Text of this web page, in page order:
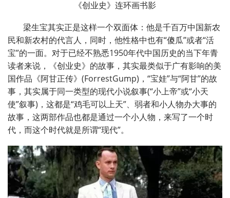
《创业史》连环画书影
梁生宝其实正是这样一个双面体：他是千百万中国新农
民和新农村的代言人，同时，他性格中也有“傻瓜”或者“活
宝”的一面。对于已经不熟悉1950年代中国历史的当下年青
读者来说，《创业史》的故事，其实最类似于广有影响的美
国作品《阿甘正传》 (ForrestGump) ， “宝娃”与“阿甘”的故
事，其实属于同一类型的现代小说叙事(“小上帝”或“小天
使”叙事) ，这都是“鸡毛可以上天”、弱者和小人物办大事的
故事，这两部作品也都是通过一个小人物，来写了一个时
代，而这个时代就是所谓“现代”。